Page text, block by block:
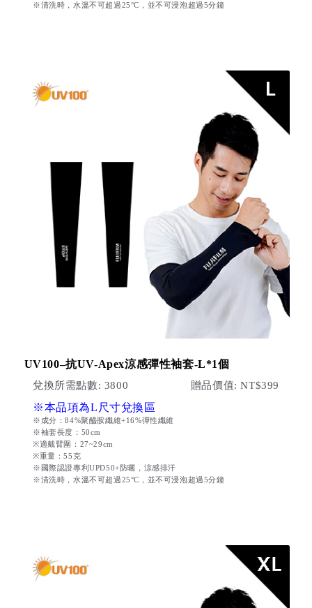
※清洗時，水溫不可超過25°C，並不可浸泡超過5分鐘
UV100–抗UV-Apex涼感彈性袖套-L*1個
兌換所需點數: 3800 贈品價值: NT$399
※本品項為L尺寸兌換區
※成分：84%聚醯胺纖維+16%彈性纖維
※袖套長度：50cm
※適戴臂圍：27~29cm
※重量：55克
※國際認證專利UPD50+防曬，涼感排汗
※清洗時，水溫不可超過25°C，並不可浸泡超過5分鐘